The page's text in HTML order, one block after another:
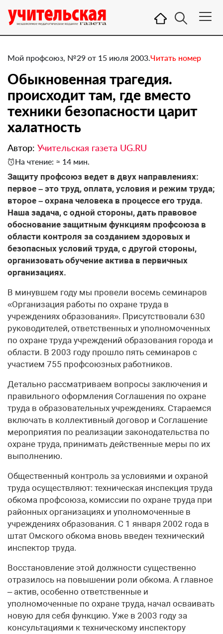
Мой профсоюз, №29 от 15 июля 2003.Читать номер
Обыкновенная трагедия.
происходит там, где вместо
техники безопасности царит
халатность
Автор: Учительская газета UG.RU
На чтение: ≈ 14 мин.
Защиту профсоюз ведет в двух направлениях:
первое – это труд, оплата, условия и режим труда;
второе – охрана человека в процессе его труда.
Наша задача, с одной стороны, дать правовое
обоснование защитным функциям профсоюза в
области контроля за созданием здоровых и
безопасных условий труда, с другой стороны,
организовать обучение актива в первичных
организациях.
В минувшем году мы провели восемь семинаров
«Организация работы по охране труда в
учреждениях образования». Присутствовали 630
руководителей, ответственных и уполномоченных
по охране труда учреждений образования города и
области. В 2003 году прошло пять семинаров с
участием 755 профсоюзных работников.
Детально рассматриваем вопросы заключения и
правильного оформления Соглашения по охране
труда в образовательных учреждениях. Стараемся
включать в коллективный договор и Соглашение
мероприятия по реализации законодательства по
охране труда, принимать действенные меры по их
выполнению.
Общественный контроль за условиями и охраной
труда осуществляют: техническая инспекция труда
обкома профсоюза, комиссии по охране труда при
районных организациях и уполномоченные в
учреждениях образования. С 1 января 2002 года в
штат Омского обкома вновь введен технический
инспектор труда.
Восстановление этой должности существенно
отразилось на повышении роли обкома. А главное
– актив, особенно ответственные и
уполномоченные по охране труда, начал осваивать
новую для себя функцию. Уже в 2003 году за
консультациями к техническому инспектору